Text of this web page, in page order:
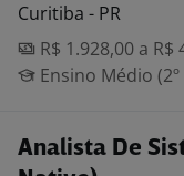
Curitiba - PR
R$ 1.928,00 a R$
Ensino Médio
Analista De